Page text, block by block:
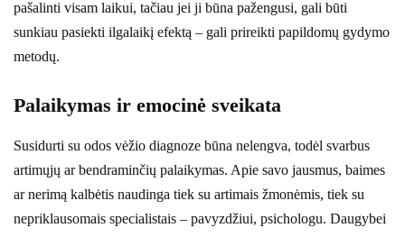
pašalinti visam laikui, tačiau jei ji būna pažengusi, gali būti
sunkiau pasiekti ilgalaikį efektą – gali prireikti papildomų gydymo
metodų.
Palaikymas ir emocinė sveikata
Susidurti su odos vėžio diagnoze būna nelengva, todėl svarbus
artimųjų ar bendraminčių palaikymas. Apie savo jausmus, baimes
ar nerimą kalbėtis naudinga tiek su artimais žmonėmis, tiek su
nepriklausomais specialistais – pavyzdžiui, psichologu. Daugybei